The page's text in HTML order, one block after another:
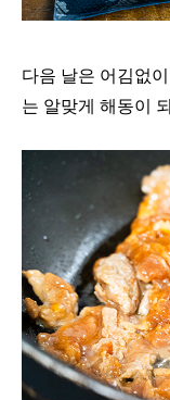
다음 날은 어김없
는 알맞게 해동이